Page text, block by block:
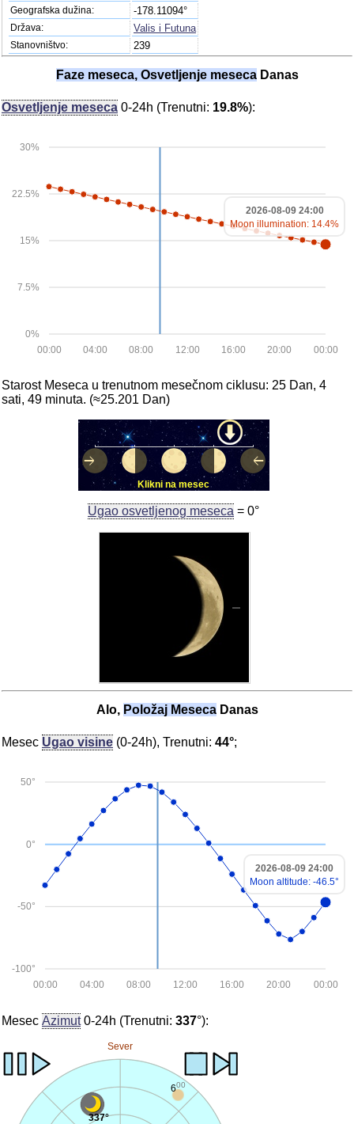
Geografska dužina: -178.11094°
Država: Valis i Futuna
Stanovništvo: 239
Faze meseca, Osvetljenje mesecaDanas
Osvetljenje meseca 0-24h (Trenutni: 19.8%):
0%
7.5%
15%
22.5%
30%
00:00
20:00
16:00
12:00
08:00
04:00
00:00
2026-08-09 24:00
Moon illumination: 14.4%
Starost Meseca u trenutnom mesečnom ciklusu: 25 Dan, 4
sati, 49 minuta. (≈25.201 Dan)
Klikni na mesec
Ugao osvetljenog meseca = 0°
Alo, Položaj MesecaDanas
Mesec Ugao visine (0-24h), Trenutni: 44°;
-100°
-50°
0°
50°
00:00
20:00
16:00
12:00
08:00
04:00
00:00
2026-08-09 24:00
Moon altitude: -46.5°
Mesec Azimut0-24h (Trenutni: 337°):
Sever
600
337°